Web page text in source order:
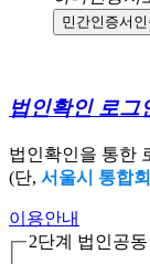
민간인증서
법인확인 로그
법인확인을 통한
(단, 서울시 통합
이용안내
2단계 법인공